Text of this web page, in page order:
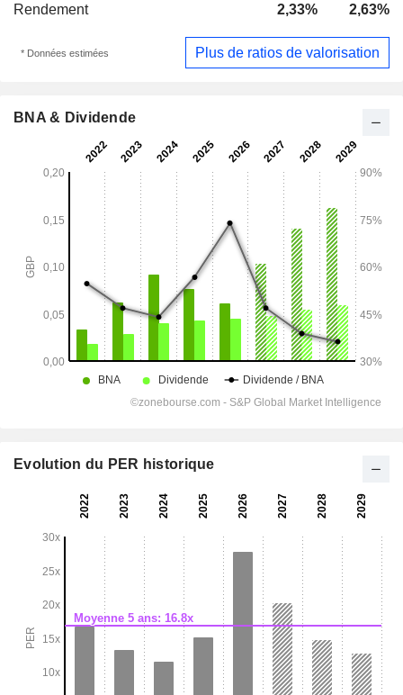
Rendement 2,33% 2,63%
* Données estimées Plus de ratios de valorisation
BNA & Dividende
Evolution du PER historique